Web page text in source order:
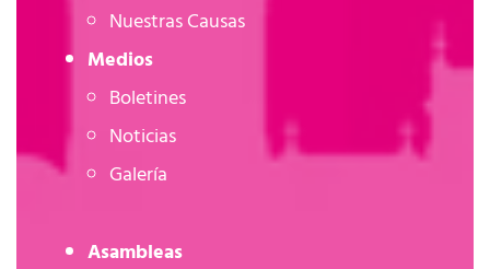
Nuestras Causas
Medios
Boletines
Noticias
Galería
Asambleas